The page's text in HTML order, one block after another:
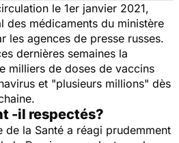
le 1er janvier 2021,
des médicaments du ministère
les agences de presse russes.
dernières semaines la
milliers de doses de vaccins
et "plusieurs millions" dès
-il respectés?
de la Santé a réagi prudemment